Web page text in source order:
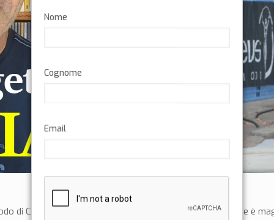
di Coronavirus in cui sicuramente il tempo a disposizione è
Nome
Cognome
Email